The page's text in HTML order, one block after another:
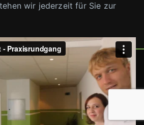
wir jederzeit für Sie zur
Ergotherapie Sievert. Technical
Music & Design. Design Pro Version
/ WP Version 7.0.3 - Stand
07.08.2026